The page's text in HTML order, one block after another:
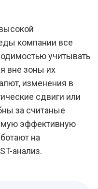
компании все
учитывать
вне зоны их
изменения в
сдвиги или
за считаные
эффективную
на
анализ.